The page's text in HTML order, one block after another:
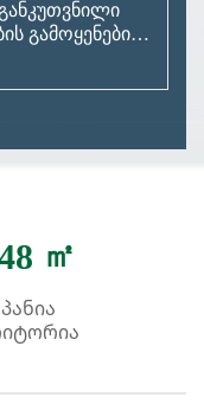
და
ბოთლების
ვერ
㎡